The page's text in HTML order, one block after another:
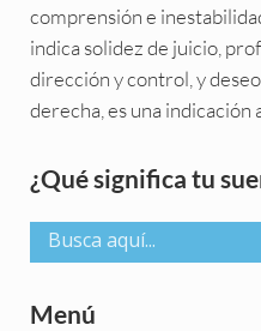
comprensión e
indica solidez de juicio,
dirección y control, y
derecha, es una indicación
Sidebar
¿Qué significa tu
Menú